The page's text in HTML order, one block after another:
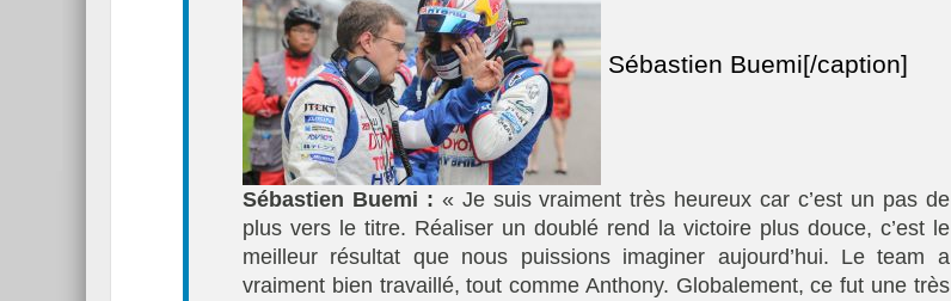
Sébastien Buemi[/caption]
Sébastien Buemi : « Je suis vraiment très heureux car c’est un pas de
plus vers le titre. Réaliser un doublé rend la victoire plus douce, c’est le
meilleur résultat que nous puissions imaginer aujourd’hui. Le team a
vraiment bien travaillé, tout comme Anthony. Globalement, ce fut une très